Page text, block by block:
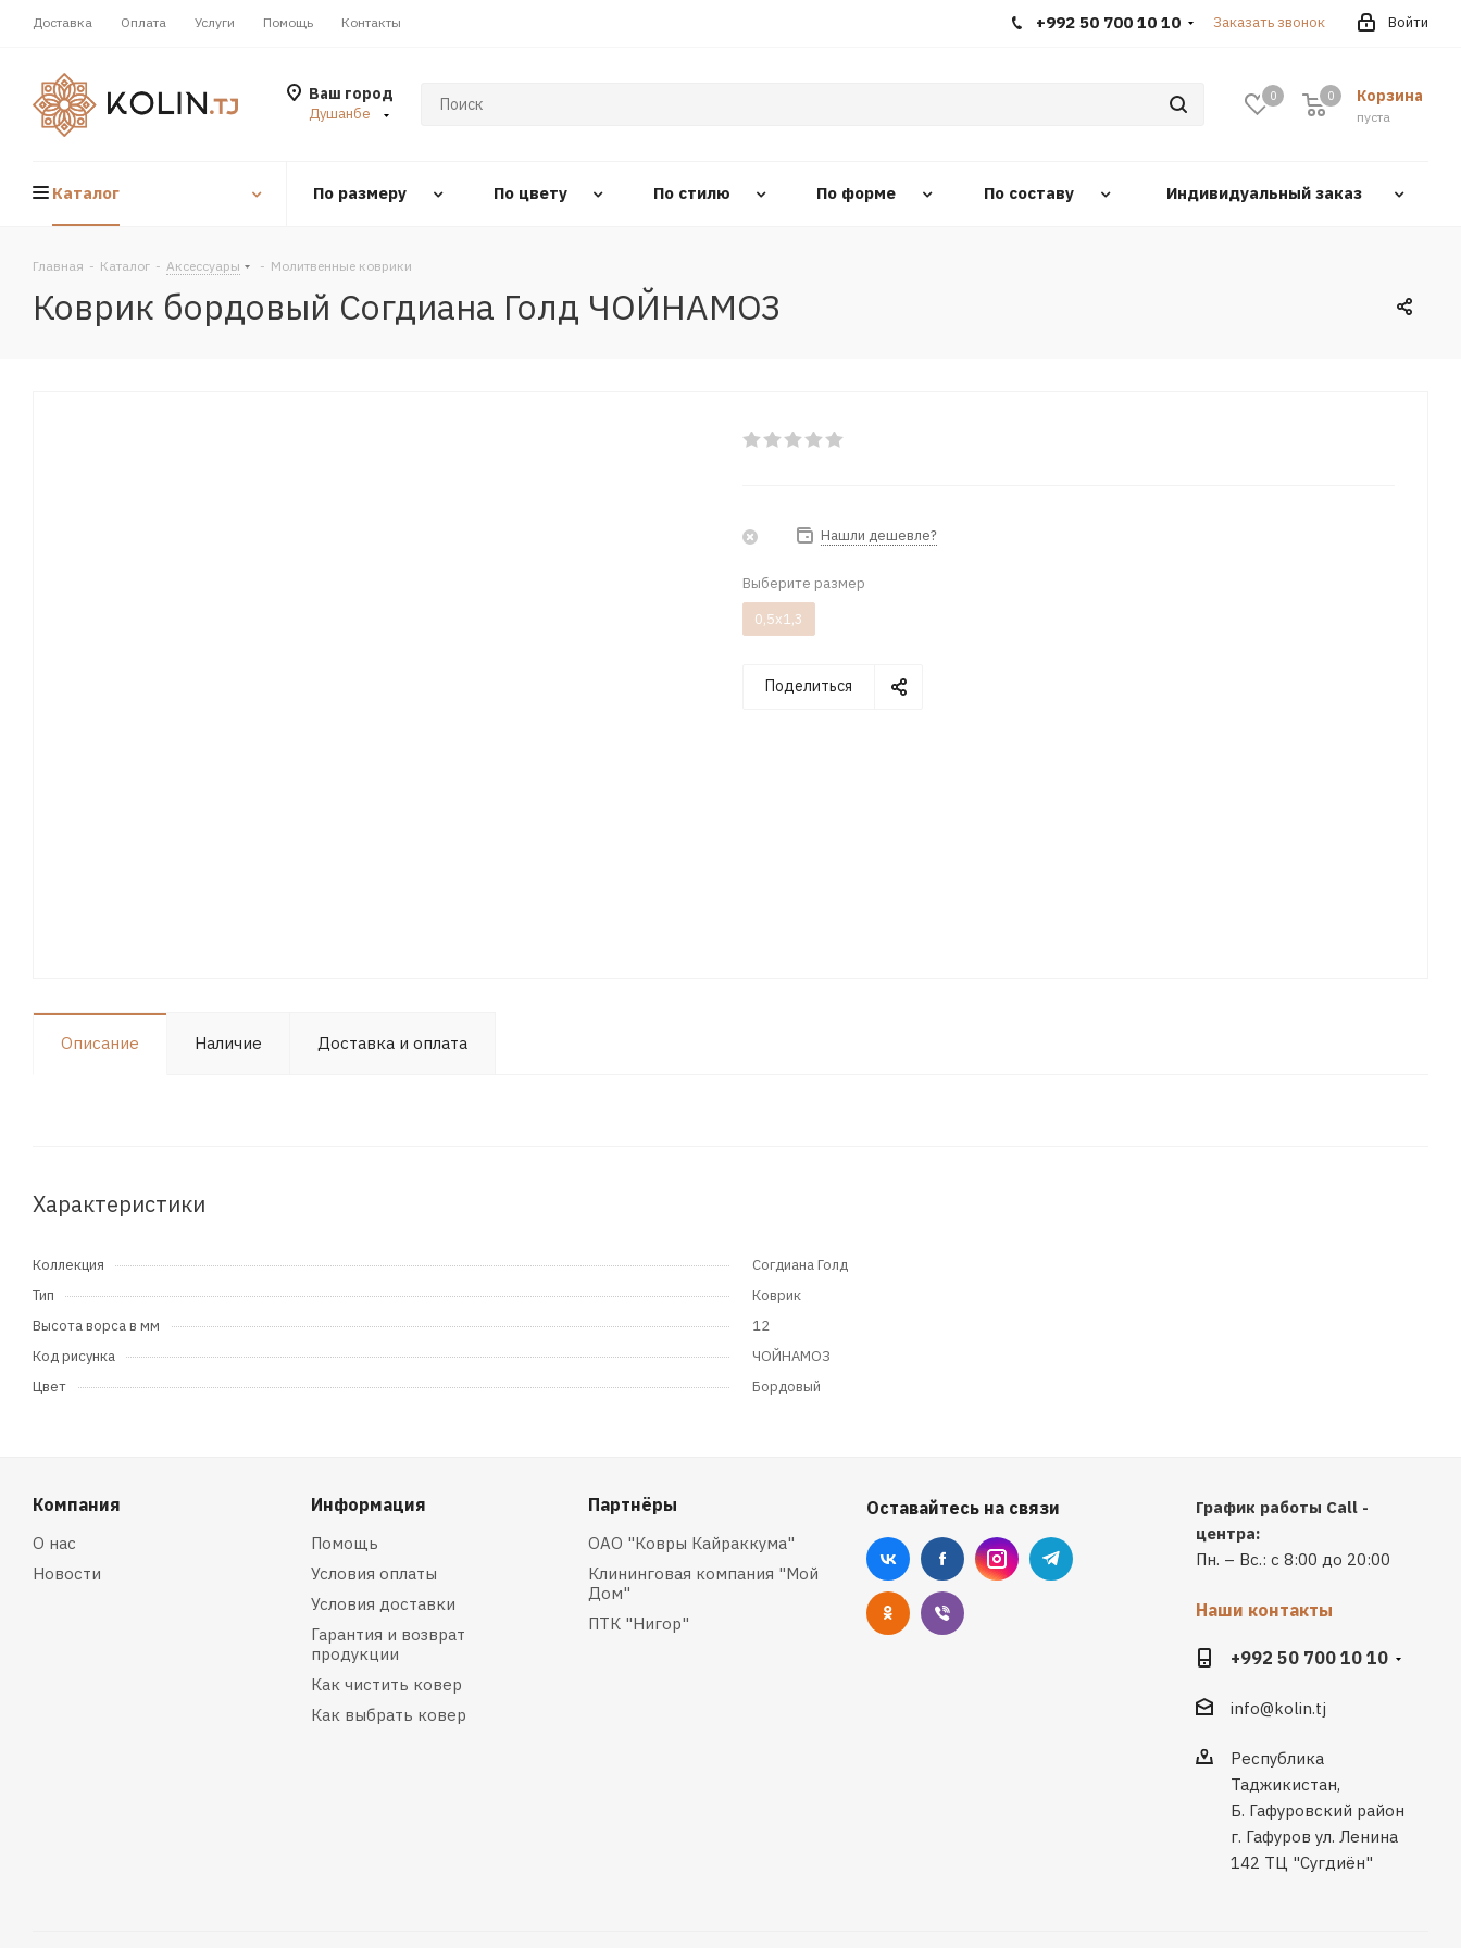
Доставка Оплата Услуги Помощь Контакты Войти
+992 50 700 10 10 Заказать звонок
Ваш город
Душанбе
0 Корзина
0
пуста
0
Каталог По размеру По цвету По стилю По форме По составу Индивидуальный заказ
Главная - Каталог - Аксессуары - Молитвенные коврики
Коврик бордовый Согдиана Голд ЧОЙНАМОЗ
Нашли дешевле?
Выберите размер
0,5x1,3
Поделиться
Описание Наличие Доставка и оплата
Характеристики
Коллекция
Согдиана Голд
Тип
Коврик
Высота ворса в мм
12
Код рисунка
ЧОЙНАМОЗ
Цвет
Бордовый
Компания
О нас
Новости
Информация
Помощь
Условия оплаты
Условия доставки
Гарантия и возврат
продукции
Как чистить ковер
Как выбрать ковер
Партнёры
ОАО "Ковры Кайраккума"
Клининговая компания "Мой
Дом"
ПТК "Нигор"
Оставайтесь на связи
График работы Call -
центра:
Пн. – Вс.: с 8:00 до 20:00
Наши контакты
+992 50 700 10 10
info@kolin.tj
Республика
Таджикистан,
Б. Гафуровский район
г. Гафуров ул. Ленина
142 ТЦ "Сугдиён"